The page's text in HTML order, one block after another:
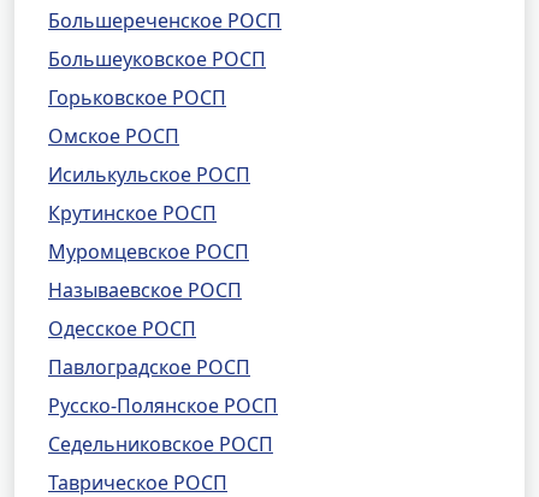
Большереченское РОСП
Большеуковское РОСП
Горьковское РОСП
Омское РОСП
Исилькульское РОСП
Крутинское РОСП
Муромцевское РОСП
Называевское РОСП
Одесское РОСП
Павлоградское РОСП
Русско-Полянское РОСП
Седельниковское РОСП
Таврическое РОСП